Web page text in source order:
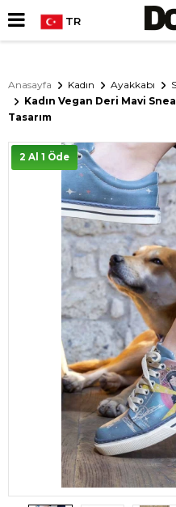
TR
Anasayfa Kadın Ayakkabı
Kadın Vegan Deri Mavi
Tasarım
2 Al 1 Öde